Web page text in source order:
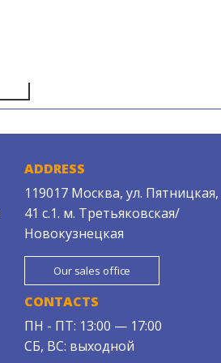
ADDRESS
119017 Москва, ул.
41 с.1. м. Третьяковская/
Новокузнецкая
Our sales office
CONTACTS
ПН - ПТ: 13:00 — 17:00
СБ, ВС: выходной